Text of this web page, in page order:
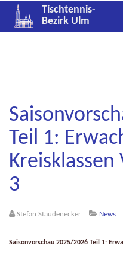
Tischtennis-
Bezirk Ulm
Teil 1:
3
Stefan Staudenecker News
Saisonvorschau 2025/2026 Teil 1: